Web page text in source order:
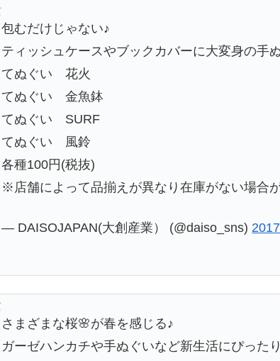
包むだけじゃない♪
ティッシュケースやブックカバーに大変身の手
てぬぐい 花火
てぬぐい 金魚鉢
てぬぐい SURF
てぬぐい 風鈴
各種100円(税抜)
※店舗によって品揃えが異なり在庫がない場合
— DAISOJAPAN(大創産業） (@daiso_sns)
さまざまな桜🌸が春を感じる♪
ガーゼハンカチや手ぬぐいなど新生活にぴった